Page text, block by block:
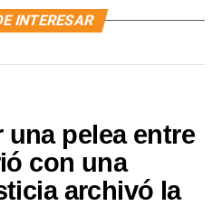
INTERESAR
pelea entre
con una
archivó la